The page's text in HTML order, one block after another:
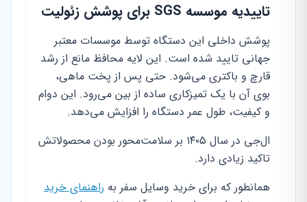
تاییدیه موسسه SGS برای پوشش زئولیت
پوشش داخلی این دستگاه توسط موسسات معتبر
جهانی تایید شده است. این لایه محافظ مانع از رشد
قارچ و باکتری می‌شود. حتی پس از پخت ماهی،
بوی آن با یک تمیزکاری ساده از بین می‌رود. این دوام
و کیفیت، طول عمر دستگاه را افزایش می‌دهد.
ال‌جی در سال ۱۴۰۵ بر سلامت‌محور بودن محصولاتش
تاکید زیادی دارد.
همانطور که برای خرید وسایل سفر به راهنمای خرید